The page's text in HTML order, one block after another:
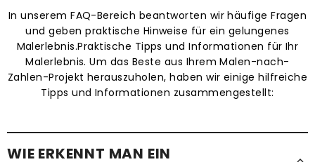
In unserem FAQ-Bereich beantworten wir häufige Fragen
und geben praktische Hinweise für ein gelungenes
Malerlebnis.Praktische Tipps und Informationen für Ihr
Malerlebnis. Um das Beste aus Ihrem Malen-nach-
Zahlen-Projekt herauszuholen, haben wir einige hilfreiche
Tipps und Informationen zusammengestellt:
WIE ERKENNT MAN EIN